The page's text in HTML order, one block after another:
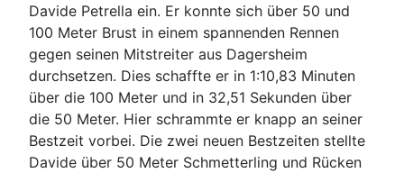
Davide Petrella ein. Er konnte sich über 50 und
100 Meter Brust in einem spannenden Rennen
gegen seinen Mitstreiter aus Dagersheim
durchsetzen. Dies schaffte er in 1:10,83 Minuten
über die 100 Meter und in 32,51 Sekunden über
die 50 Meter. Hier schrammte er knapp an seiner
Bestzeit vorbei. Die zwei neuen Bestzeiten stellte
Davide über 50 Meter Schmetterling und Rücken